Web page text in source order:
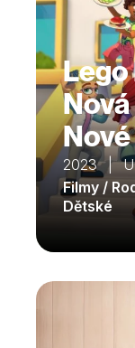
Lego
2023 |
Filmy /
Dětské